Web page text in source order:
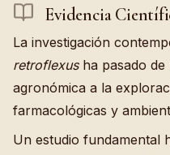
Evidencia
La investigación
retroflexusha pasado de
agronómica a la
farmacológicas y
Un estudio fundamental